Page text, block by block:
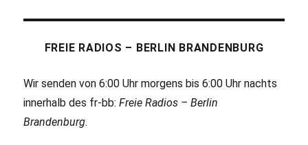
FREIE RADIOS – BERLIN BRANDENBURG
Wir senden von 6:00 Uhr morgens bis 6:00 Uhr nachts
innerhalb des fr-bb:Freie Radios – Berlin
Brandenburg.